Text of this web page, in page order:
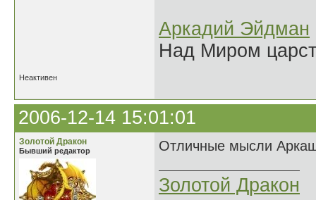
Аркадий Эйдман
Над Миром
Неактивен
2006-12-14 15:01:01
Золотой Дракон
Бывший редактор Отличные мысли
Золотой Дракон